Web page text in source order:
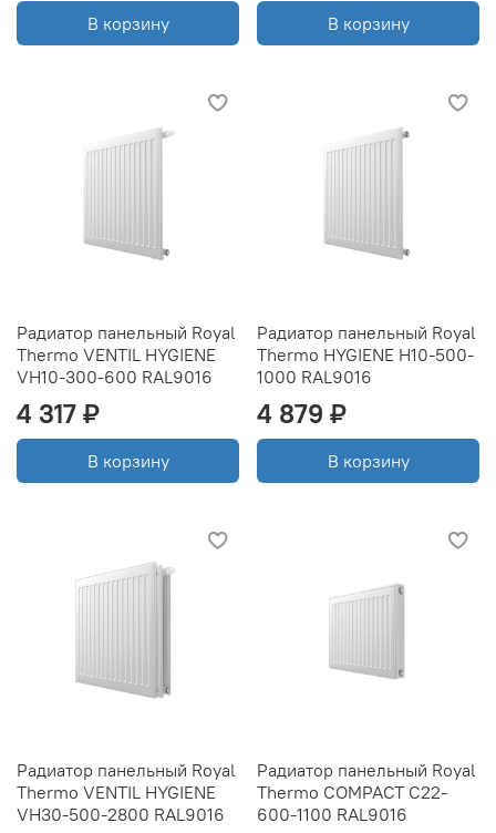
В корзину В корзину
Радиатор панельный Royal
Thermo VENTIL HYGIENE
VH10-300-600 RAL9016
4 317 ₽
В корзину
Радиатор панельный Royal
Thermo HYGIENE H10-500-
1000 RAL9016
4 879 ₽
В корзину
Радиатор панельный Royal
Thermo VENTIL HYGIENE
VH30-500-2800 RAL9016
Радиатор панельный Royal
Thermo COMPACT C22-
600-1100 RAL9016